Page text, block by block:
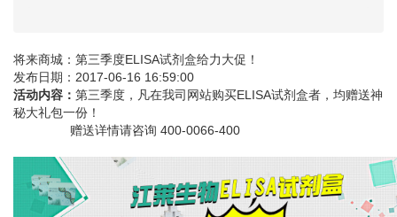
将来商城：第三季度ELISA试剂盒给力大促！
发布日期：2017-06-16 16:59:00
活动内容： 第三季度，凡在我司网站购买ELISA试剂盒者，均赠送神
秘大礼包一份！
赠送详情请咨询 400-0066-400